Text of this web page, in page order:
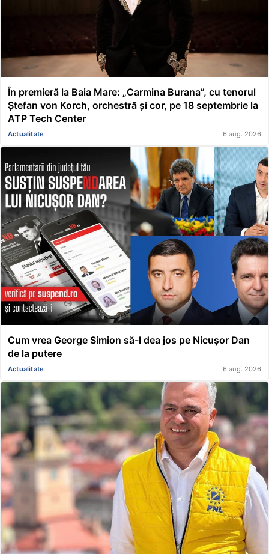
În premieră la Baia Mare: „Carmina Burana”, cu tenorul
Ștefan von Korch, orchestră și cor, pe 18 septembrie la
ATP Tech Center
Actualitate 6 aug. 2026
Cum vrea George Simion să-l dea jos pe Nicușor Dan
de la putere
Actualitate 6 aug. 2026